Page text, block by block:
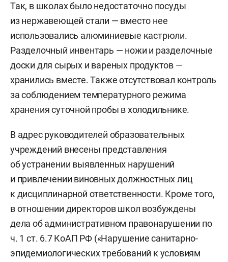
Так, в школах было недостаточно посуды
из нержавеющей стали — вместо нее
использовались алюминиевые кастрюли.
Разделочный инвентарь — ножи и разделочные
доски для сырых и вареных продуктов —
хранились вместе. Также отсутствовал контроль
за соблюдением температурного режима
хранения суточной пробы в холодильнике.
В адрес руководителей образовательных
учреждений внесены представления
об устранении выявленных нарушений
и привлечении виновных должностных лиц
к дисциплинарной ответственности. Кроме того,
в отношении директоров школ возбуждены
дела об административном правонарушении по
ч. 1 ст. 6.7 КоАП РФ («Нарушение санитарно-
эпидемиологических требований к условиям